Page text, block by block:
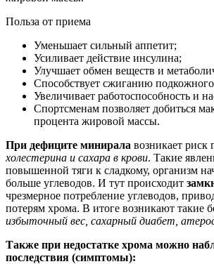
Польза от приема
Уменьшает сильный аппетит;
Усиливает действие инсулина;
Улучшает обмен веществ и
Способствует сжиганию
Увеличивает работоспособность и
Спортсменам позволяет добиться
процента жировой массы.
При дефиците минирала возникает
холестерина и сахара в крови. Такие
повышенной тяги к сладкому, организм
больше углеводов. И тут происходит
чрезмерное потребление углеводов,
потерям хрома. В итоге возникают такие
избыточный вес, сахарный диабет,
Также при недостатке хрома можно
последствия (симптомы):